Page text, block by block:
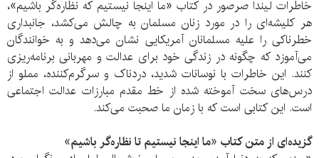
خاطرات لیندا صرصور در کتاب «ما اینجا نیستیم که نظاره‌گر باشیم»،
هر کلیشه‌ای را در مورد زنان مسلمان به چالش می‌کشد، جانبداری
خطرناکی را علیه مسلمانان آمریکایی نشان می‌دهد و به خوانندگان
می‌آموزد که چگونه در زندگی خود برای عدالت و مهربانی برنامه‌ریزی
کنند. این خاطرات با نوسانات شدید، دردناک و سرگرم‌کننده، مملو از
درس‌های سخت آموخته شده از خط مقدم مبارزات عدالت اجتماعی
است. این کتابی است که با زمان ما صحبت می‌کند.
گزیده‌ای از متن کتاب «ما اینجا نیستیم تا نظاره‌گر باشیم»